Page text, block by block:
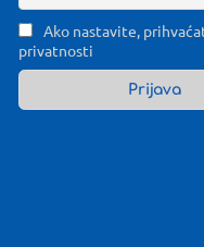
Ako nastavite,
privatnosti